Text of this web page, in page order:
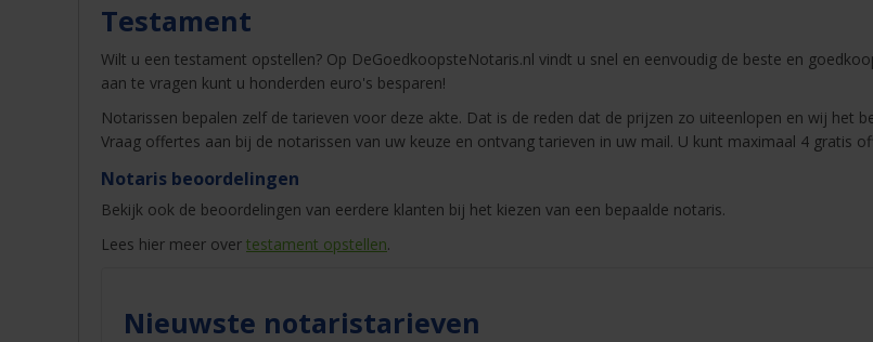
Testament
Wilt u een testament opstellen? Op DeGoedkoopsteNotaris.nl vindt u snel en eenvoudig de beste en
aan te vragen kunt u honderden euro's besparen!
Notarissen bepalen zelf de tarieven voor deze akte. Dat is de reden dat de prijzen zo uiteenlopen en wij het
Vraag offertes aan bij de notarissen van uw keuze en ontvang tarieven in uw mail. U kunt maximaal 4 gratis
Notaris beoordelingen
Bekijk ook de beoordelingen van eerdere klanten bij het kiezen van een bepaalde notaris.
Lees hier meer over testament opstellen.
Nieuwste notaristarieven